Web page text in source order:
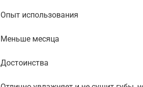
Опыт использования
Меньше месяца
Достоинства